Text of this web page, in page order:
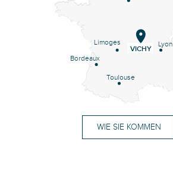
Lyon
Limoges
Bordeaux
Toulouse
VICHY
WIE SIE KOMMEN